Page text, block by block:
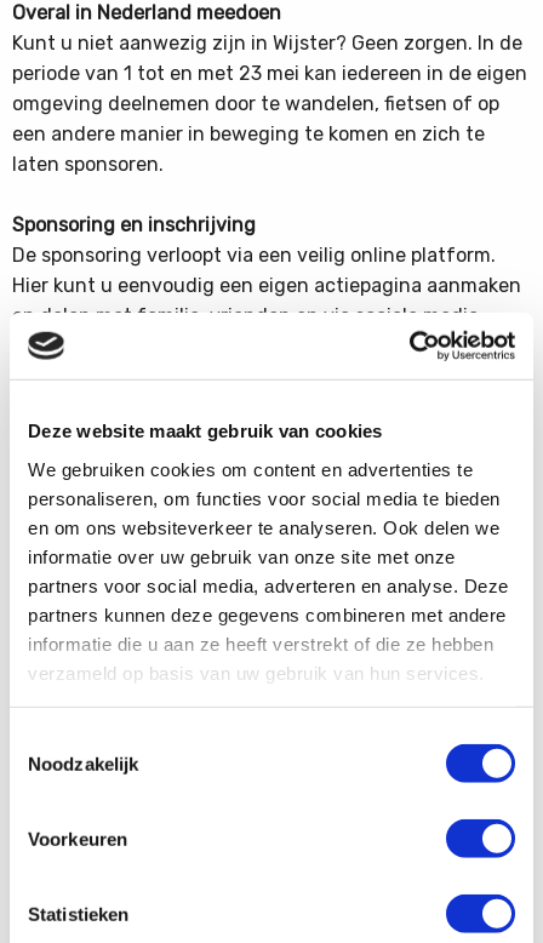
Deze website maakt gebruik van cookies
We gebruiken cookies om content en advertenties te
personaliseren, om functies voor social media te bieden
en om ons websiteverkeer te analyseren. Ook delen we
informatie over uw gebruik van onze site met onze
partners voor social media, adverteren en analyse. Deze
partners kunnen deze gegevens combineren met andere
informatie die u aan ze heeft verstrekt of die ze hebben
verzameld op basis van uw gebruik van hun services.
Noodzakelijk
Voorkeuren
Statistieken
Overal in Nederland meedoen
Kunt u niet aanwezig zijn in Wijster? Geen zorgen. In de
periode van 1 tot en met 23 mei kan iedereen in de eigen
omgeving deelnemen door te wandelen, fietsen of op
een andere manier in beweging te komen en zich te
laten sponsoren.
Sponsoring en inschrijving
De sponsoring verloopt via een veilig online platform.
Hier kunt u eenvoudig een eigen actiepagina aanmaken
en delen met familie, vrienden en via sociale media.
Donateurs kunnen veilig betalen via iDEAL, PayPal of
creditcard.
De inschrijvingen openen inmaart 2026. We nodigen u
van harte uit om mee te doen, mee te denken en dit
initiatief binnen uw eigen netwerk onder de aandacht
te brengen.
Vorig jaar hebben we veel reacties ontvangen op de
nieuwsbrief over dit evenement. We danken iedereen
die heeft gereageerd hartelijk voor de betrokkenheid!
Binnenkort ontvangt u meer informatie over de
aanmeldprocedure(s) en het donatieplatform “Geef.nl.”
we het verschil voor zeldzaam.